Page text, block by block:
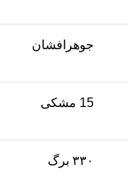
جوهرافشان
15 مشکی
۳۳۰ برگ